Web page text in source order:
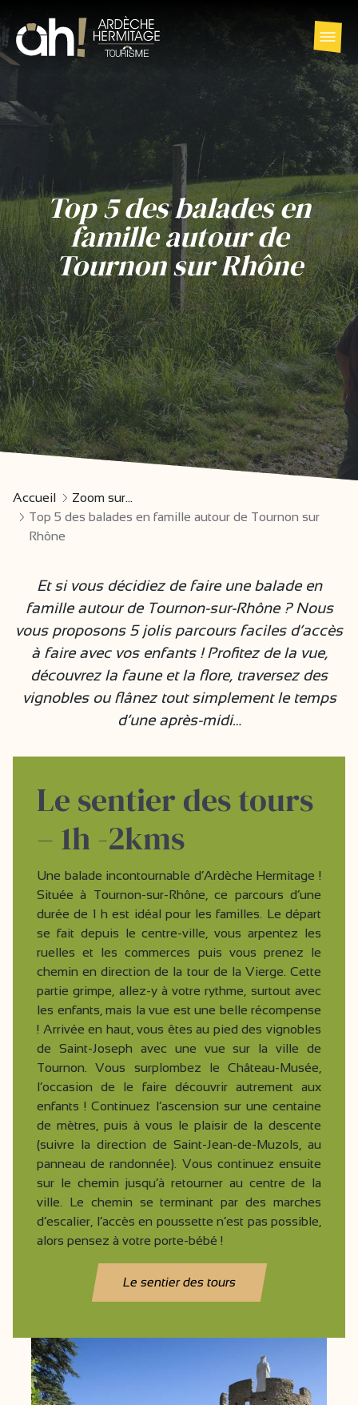
Top 5 des balades en
famille autour de
Tournon sur Rhône
Accueil
Zoom sur...
Top 5 des balades en famille autour de Tournon sur
Rhône
Et si vous décidiez de faire une balade en
famille autour de Tournon-sur-Rhône ? Nous
vous proposons 5 jolis parcours faciles d’accès
à faire avec vos enfants ! Profitez de la vue,
découvrez la faune et la flore, traversez des
vignobles ou flânez tout simplement le temps
d’une après-midi…
Le sentier des tours
– 1h -2kms
Une balade incontournable d’Ardèche Hermitage !
Située à Tournon-sur-Rhône, ce parcours d’une
durée de 1 h est idéal pour les familles. Le départ
se fait depuis le centre-ville, vous arpentez les
ruelles et les commerces puis vous prenez le
chemin en direction de la tour de la Vierge. Cette
partie grimpe, allez-y à votre rythme, surtout avec
les enfants, mais la vue est une belle récompense
! Arrivée en haut, vous êtes au pied des vignobles
de Saint-Joseph avec une vue sur la ville de
Tournon. Vous surplombez le Château-Musée,
l’occasion de le faire découvrir autrement aux
enfants ! Continuez l’ascension sur une centaine
de mètres, puis à vous le plaisir de la descente
(suivre la direction de Saint-Jean-de-Muzols, au
panneau de randonnée). Vous continuez ensuite
sur le chemin jusqu’à retourner au centre de la
ville. Le chemin se terminant par des marches
d’escalier, l’accès en poussette n’est pas possible,
alors pensez à votre porte-bébé !
Le sentier des tours